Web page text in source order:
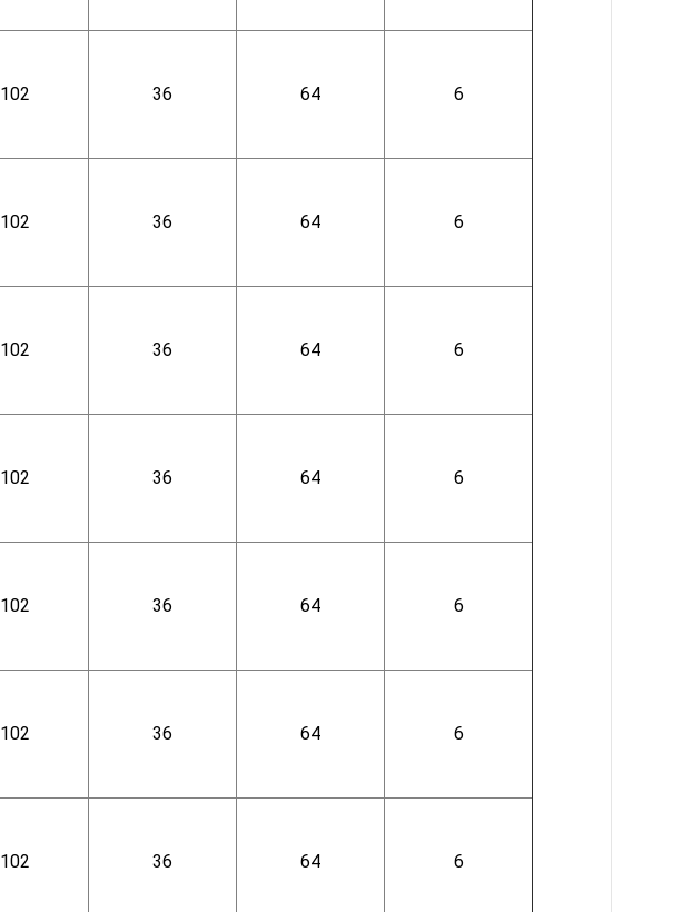
102 36 64 6
102 36 64 6
102 36 64 6
102 36 64 6
102 36 64 6
102 36 64 6
102 36 64 6